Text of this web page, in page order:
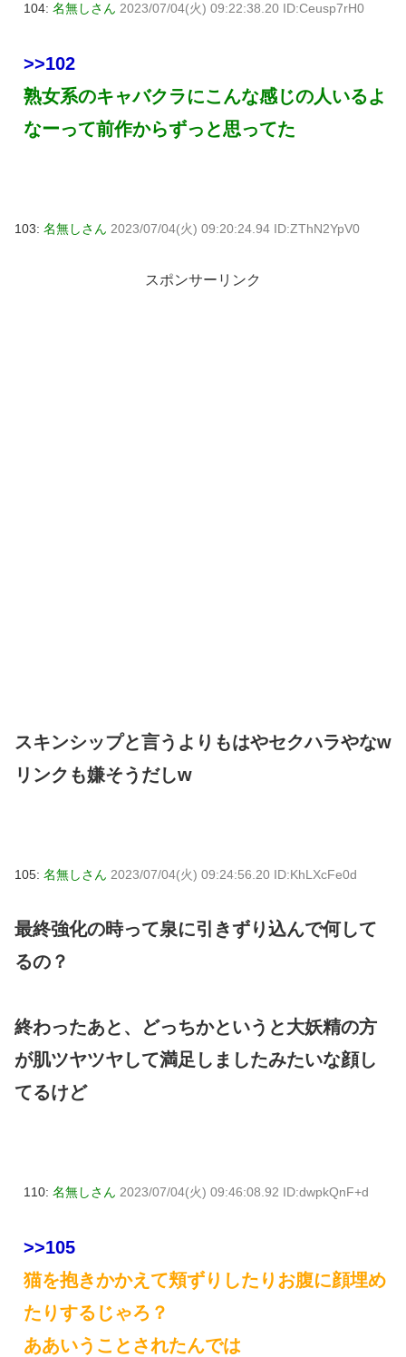
104: 名無しさん 2023/07/04(火) 09:22:38.20 ID:Ceusp7rH0
>>102
熟女系のキャバクラにこんな感じの人いるよ
なーって前作からずっと思ってた
103: 名無しさん 2023/07/04(火) 09:20:24.94 ID:ZThN2YpV0
スポンサーリンク
スキンシップと言うよりもはやセクハラやなw
リンクも嫌そうだしw
105: 名無しさん 2023/07/04(火) 09:24:56.20 ID:KhLXcFe0d
最終強化の時って泉に引きずり込んで何して
るの？
終わったあと、どっちかというと大妖精の方
が肌ツヤツヤして満足しましたみたいな顔し
てるけど
110: 名無しさん 2023/07/04(火) 09:46:08.92 ID:dwpkQnF+d
>>105
猫を抱きかかえて頬ずりしたりお腹に顔埋め
たりするじゃろ？
ああいうことされたんでは